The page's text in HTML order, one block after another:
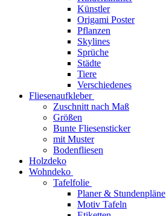
Künstler
Origami Poster
Pflanzen
Skylines
Sprüche
Städte
Tiere
Verschiedenes
Fliesenaufkleber
Zuschnitt nach Maß
Größen
Bunte Fliesensticker
mit Muster
Bodenfliesen
Holzdeko
Wohndeko
Tafelfolie
Planer & Stundenpläne
Motiv Tafeln